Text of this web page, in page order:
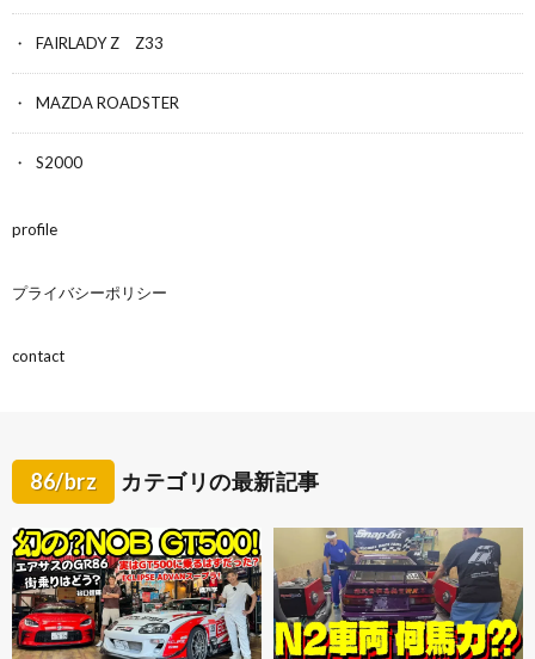
FAIRLADY Z Z33
MAZDA ROADSTER
S2000
profile
プライバシーポリシー
contact
86/brz カテゴリの最新記事